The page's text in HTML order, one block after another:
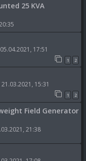
25 KVA
05.04.2021, 17:51
1 2
21.03.2021, 15:31
1 2
Field Generator
21:38